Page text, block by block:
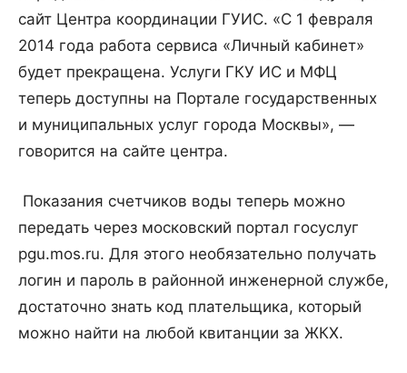
сайт Центра координации ГУИС. «С 1 февраля
2014 года работа сервиса «Личный кабинет»
будет прекращена. Услуги ГКУ ИС и МФЦ
теперь доступны на Портале государственных
и муниципальных услуг города Москвы», —
говорится на сайте центра.
Показания счетчиков воды теперь можно
передать через московский портал госуслуг
pgu.mos.ru. Для этого необязательно получать
логин и пароль в районной инженерной службе,
достаточно знать код плательщика, который
можно найти на любой квитанции за ЖКХ.